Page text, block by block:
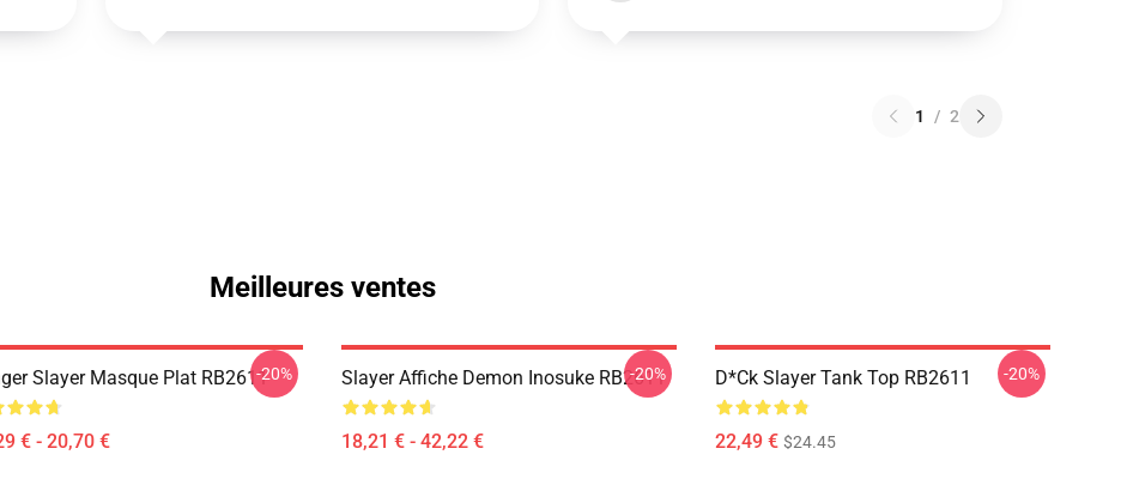
1 / 2
Meilleures ventes
Slayer Masque Plat RB2611
€ - 20,70 €
-20% Slayer Affiche Demon Inosuke RB2611
18,21 € - 42,22 €
-20% D*ck Slayer Tank Top RB2611
22,49 € $24.45
-20%